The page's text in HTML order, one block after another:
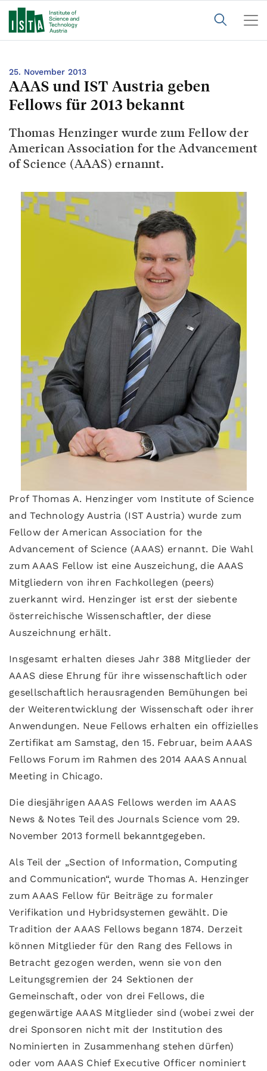
25. November 2013
AAAS und IST Austria geben
Fellows für 2013 bekannt
Thomas Henzinger wurde zum Fellow der
American Association for the Advancement
of Science (AAAS) ernannt.
Prof Thomas A. Henzinger vom Institute of Science
and Technology Austria (IST Austria) wurde zum
Fellow der American Association for the
Advancement of Science (AAAS) ernannt. Die Wahl
zum AAAS Fellow ist eine Auszeichung, die AAAS
Mitgliedern von ihren Fachkollegen (peers)
zuerkannt wird. Henzinger ist erst der siebente
österreichische Wissenschaftler, der diese
Auszeichnung erhält.
Insgesamt erhalten dieses Jahr 388 Mitglieder der
AAAS diese Ehrung für ihre wissenschaftlich oder
gesellschaftlich herausragenden Bemühungen bei
der Weiterentwicklung der Wissenschaft oder ihrer
Anwendungen. Neue Fellows erhalten ein offizielles
Zertifikat am Samstag, den 15. Februar, beim AAAS
Fellows Forum im Rahmen des 2014 AAAS Annual
Meeting in Chicago.
Die diesjährigen AAAS Fellows werden im AAAS
News & Notes Teil des Journals Science vom 29.
November 2013 formell bekanntgegeben.
Als Teil der „Section of Information, Computing
and Communication“, wurde Thomas A. Henzinger
zum AAAS Fellow für Beiträge zu formaler
Verifikation und Hybridsystemen gewählt. Die
Tradition der AAAS Fellows begann 1874. Derzeit
können Mitglieder für den Rang des Fellows in
Betracht gezogen werden, wenn sie von den
Leitungsgremien der 24 Sektionen der
Gemeinschaft, oder von drei Fellows, die
gegenwärtige AAAS Mitglieder sind (wobei zwei der
drei Sponsoren nicht mit der Institution des
Nominierten in Zusammenhang stehen dürfen)
oder vom AAAS Chief Executive Officer nominiert